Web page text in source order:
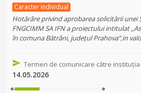
Caracter individual
Hotărâre privind aprobarea solicitării unei
FNGCIMM SA IFN a proiectului intitulat
în comuna Bătrâni, județul Prahova”,in
Termen de comunicare către
14.05.2026